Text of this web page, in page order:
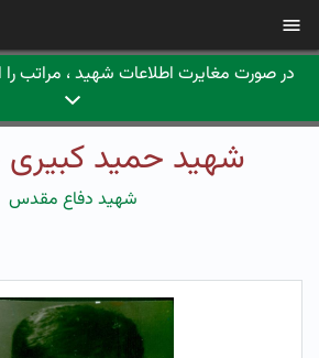
در صورت مغایرت اطلاعات شهید ، مراتب را
شهید حمید کبیری
شهید دفاع مقدس